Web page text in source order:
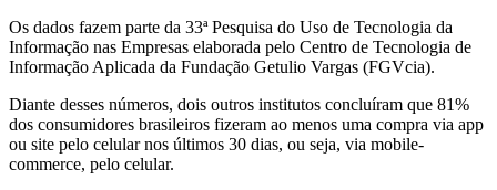
Os dados fazem parte da 33ª Pesquisa do Uso de Tecnologia da
Informação nas Empresas elaborada pelo Centro de Tecnologia de
Informação Aplicada da Fundação Getulio Vargas (FGVcia).
Diante desses números, dois outros institutos concluíram que 81%
dos consumidores brasileiros fizeram ao menos uma compra via app
ou site pelo celular nos últimos 30 dias, ou seja, via mobile-
commerce, pelo celular.